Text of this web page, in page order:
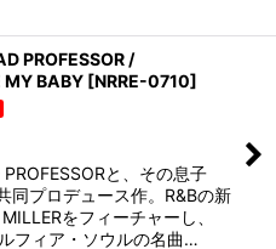
PROFESSOR /
MY BABY [NRRE-0710]
と、その息子
同プロデュース作。R&Bの新
をフィーチャーし、
フィア・ソウルの名曲…